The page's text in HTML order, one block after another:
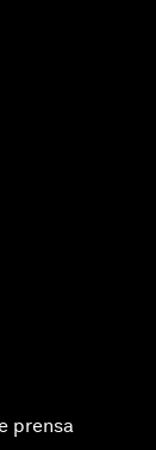
prensa